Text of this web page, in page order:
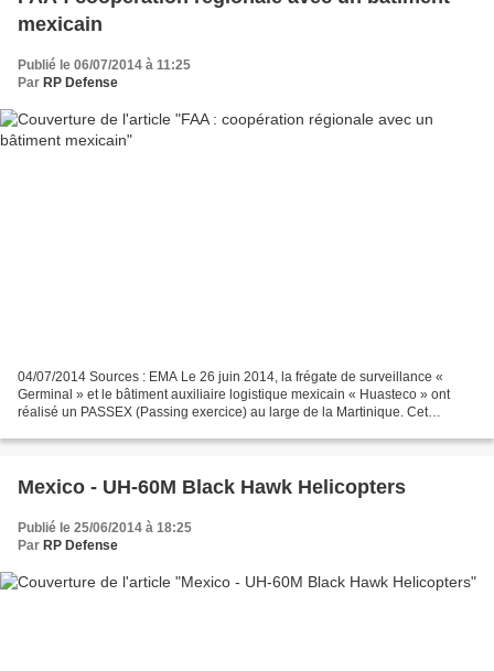
mexicain
Publié le 06/07/2014 à 11:25
Par RP Defense
04/07/2014 Sources : EMA Le 26 juin 2014, la frégate de surveillance «
Germinal » et le bâtiment auxiliaire logistique mexicain « Huasteco » ont
réalisé un PASSEX (Passing exercice) au large de la Martinique. Cet
Mexico - UH-60M Black Hawk Helicopters
Publié le 25/06/2014 à 18:25
Par RP Defense